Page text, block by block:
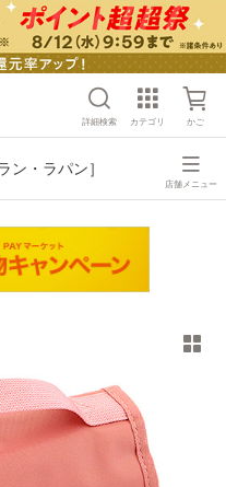
詳細検索 カテゴリ かご
・ラパン］
店舗メニュー